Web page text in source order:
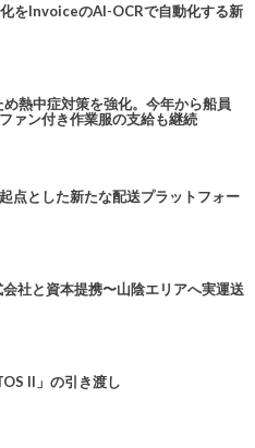
をInvoiceのAI-OCRで自動化する新
熱中症対策を強化。今年から船員
ァン付き作業服の支給も継続
点とした新たな配送プラットフォー
社と資本提携〜山陰エリアへ実運送
II」の引き渡し